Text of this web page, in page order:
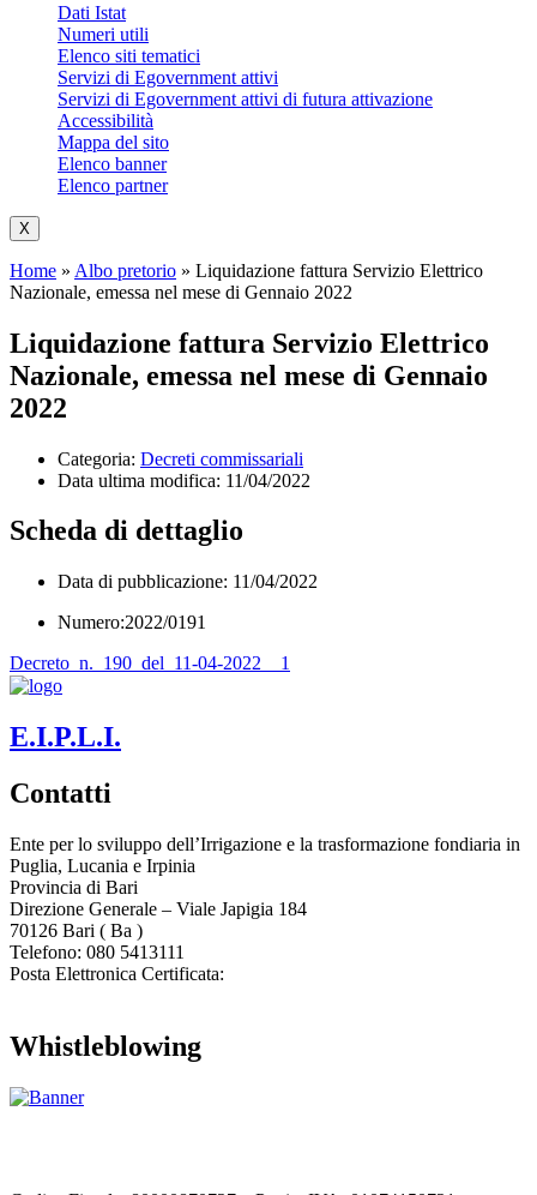
Dati Istat
Numeri utili
Elenco siti tematici
Servizi di Egovernment attivi
Servizi di Egovernment attivi di futura attivazione
Accessibilità
Mappa del sito
Elenco banner
Elenco partner
X
Home » Albo pretorio » Liquidazione fattura Servizio Elettrico
Nazionale, emessa nel mese di Gennaio 2022
Liquidazione fattura Servizio Elettrico
Nazionale, emessa nel mese di Gennaio
2022
Categoria: Decreti commissariali
Data ultima modifica: 11/04/2022
Scheda di dettaglio
Data di pubblicazione: 11/04/2022
Numero:2022/0191
Decreto_n._190_del_11-04-2022__1
E.I.P.L.I.
Contatti
Ente per lo sviluppo dell’Irrigazione e la trasformazione fondiaria in
Puglia, Lucania e Irpinia
Provincia di Bari
Direzione Generale – Viale Japigia 184
70126 Bari ( Ba )
Telefono: 080 5413111
Posta Elettronica Certificata:
Whistleblowing